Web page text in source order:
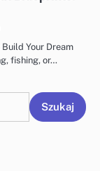
Your Dream
fishing, or…
Szukaj